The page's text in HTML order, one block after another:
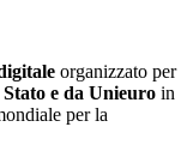
organizzato per
e da Unieuro in
per la